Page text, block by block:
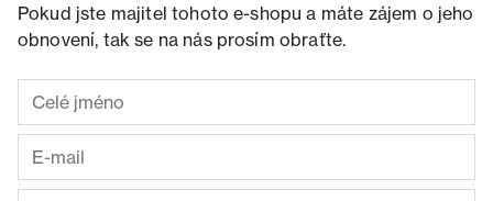
Pokud jste majitel tohoto e-shopu a máte zájem o jeho
obnovení, tak se na nás prosím obraťte.